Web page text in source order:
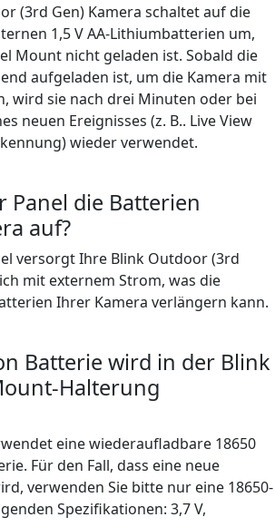
(3rd Gen) Kamera schaltet auf die
1,5 V AA-Lithiumbatterien um,
Mount nicht geladen ist. Sobald die
aufgeladen ist, um die Kamera mit
wird sie nach drei Minuten oder bei
neuen Ereignisses (z. B.. Live View
wieder verwendet.
Panel die Batterien
auf?
versorgt Ihre Blink Outdoor (3rd
mit externem Strom, was die
Ihrer Kamera verlängern kann.
Batterie wird in der Blink
Halterung
eine wiederaufladbare 18650
Für den Fall, dass eine neue
verwenden Sie bitte nur eine 18650-
Spezifikationen: 3,7 V,